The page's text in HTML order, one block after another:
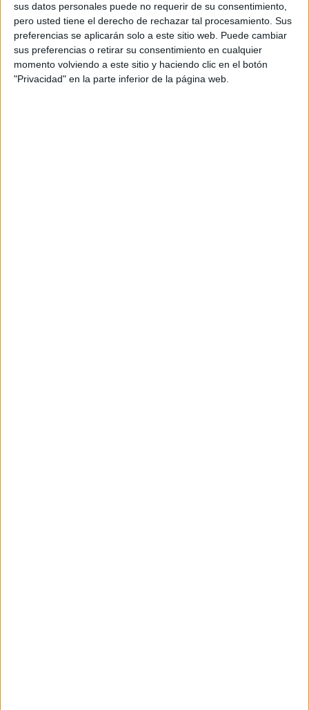
sus datos personales puede no requerir de su consentimiento,
pero usted tiene el derecho de rechazar tal procesamiento. Sus
preferencias se aplicarán solo a este sitio web. Puede cambiar
sus preferencias o retirar su consentimiento en cualquier
momento volviendo a este sitio y haciendo clic en el botón
"Privacidad" en la parte inferior de la página web.